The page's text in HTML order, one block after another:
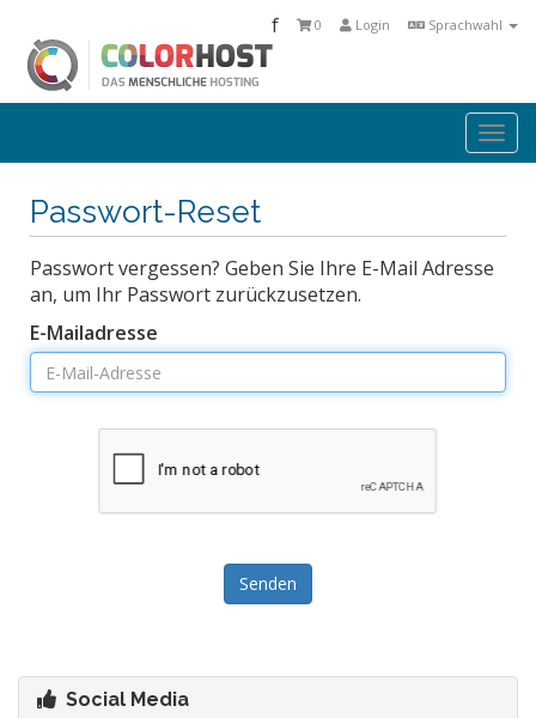
f Sprachwahl
Login
0
Passwort-Reset
Passwort vergessen? Geben Sie Ihre E-Mail Adresse
an, um Ihr Passwort zurückzusetzen.
E-Mailadresse
Senden
Social Media